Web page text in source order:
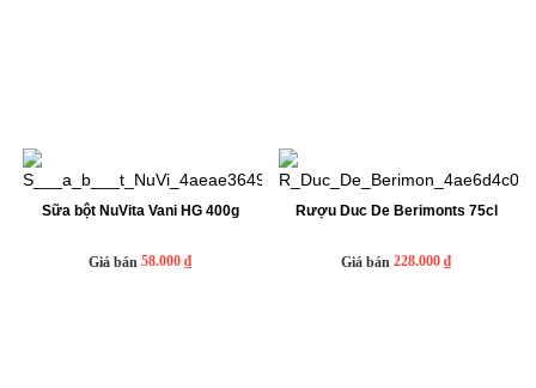
Sữa bột NuVita Vani HG 400g
Giá bán 58.000 ₫
Rượu Duc De Berimonts 75cl
Giá bán 228.000 ₫